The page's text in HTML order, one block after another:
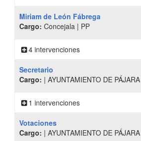
Miriam de León Fábrega
Cargo: Concejala | PP
4 intervenciones
Secretario
Cargo: | AYUNTAMIENTO DE PÁJARA
1 intervenciones
Votaciones
Cargo: | AYUNTAMIENTO DE PÁJARA